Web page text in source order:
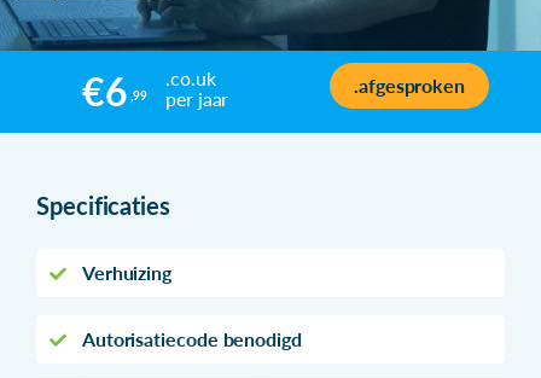
€6 ,99
.co.uk
per jaar
.afgesproken
Specificaties
Verhuizing
Autorisatiecode benodigd